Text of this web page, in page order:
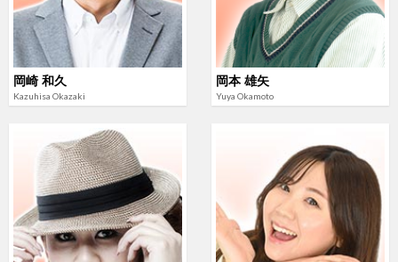
岡崎 和久
Kazuhisa Okazaki
岡本 雄矢
Yuya Okamoto